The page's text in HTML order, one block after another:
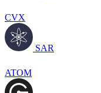
CVX
SAR
ATOM